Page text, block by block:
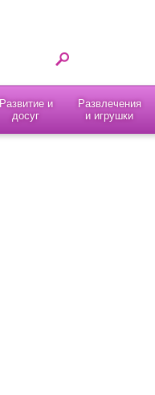
Развитие и
досуг
Развлечения
и игрушки